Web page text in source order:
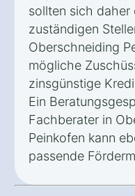
sollten sich daher
zuständigen
Oberschneiding
mögliche
zinsgünstige
Ein
Fachberater in
Peinkofen kann
passende